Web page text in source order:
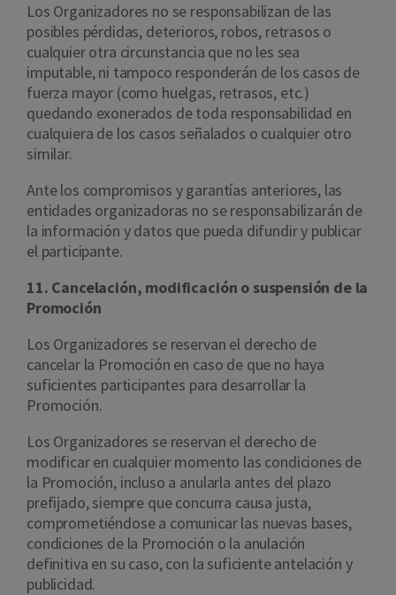
Los Organizadores no se responsabilizan de las
posibles pérdidas, deterioros, robos, retrasos o
cualquier otra circunstancia que no les sea
imputable, ni tampoco responderán de los casos de
fuerza mayor (como huelgas, retrasos, etc.)
quedando exonerados de toda responsabilidad en
cualquiera de los casos señalados o cualquier otro
similar.
Ante los compromisos y garantías anteriores, las
entidades organizadoras no se responsabilizarán de
la información y datos que pueda difundir y publicar
el participante.
11. Cancelación, modificación o suspensión de la
Promoción
Los Organizadores se reservan el derecho de
cancelar la Promoción en caso de que no haya
suficientes participantes para desarrollar la
Promoción.
Los Organizadores se reservan el derecho de
modificar en cualquier momento las condiciones de
la Promoción, incluso a anularla antes del plazo
prefijado, siempre que concurra causa justa,
comprometiéndose a comunicar las nuevas bases,
condiciones de la Promoción o la anulación
definitiva en su caso, con la suficiente antelación y
publicidad.